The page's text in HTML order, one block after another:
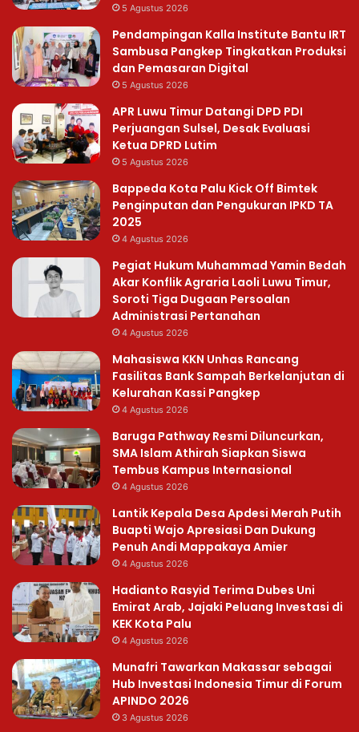
5 Agustus 2026
Pendampingan Kalla Institute Bantu IRT
Sambusa Pangkep Tingkatkan Produksi
dan Pemasaran Digital
5 Agustus 2026
APR Luwu Timur Datangi DPD PDI
Perjuangan Sulsel, Desak Evaluasi
Ketua DPRD Lutim
5 Agustus 2026
Bappeda Kota Palu Kick Off Bimtek
Penginputan dan Pengukuran IPKD TA
2025
4 Agustus 2026
Pegiat Hukum Muhammad Yamin Bedah
Akar Konflik Agraria Laoli Luwu Timur,
Soroti Tiga Dugaan Persoalan
Administrasi Pertanahan
4 Agustus 2026
Mahasiswa KKN Unhas Rancang
Fasilitas Bank Sampah Berkelanjutan di
Kelurahan Kassi Pangkep
4 Agustus 2026
Baruga Pathway Resmi Diluncurkan,
SMA Islam Athirah Siapkan Siswa
Tembus Kampus Internasional
4 Agustus 2026
Lantik Kepala Desa Apdesi Merah Putih
Buapti Wajo Apresiasi Dan Dukung
Penuh Andi Mappakaya Amier
4 Agustus 2026
Hadianto Rasyid Terima Dubes Uni
Emirat Arab, Jajaki Peluang Investasi di
KEK Kota Palu
4 Agustus 2026
Munafri Tawarkan Makassar sebagai
Hub Investasi Indonesia Timur di Forum
APINDO 2026
3 Agustus 2026